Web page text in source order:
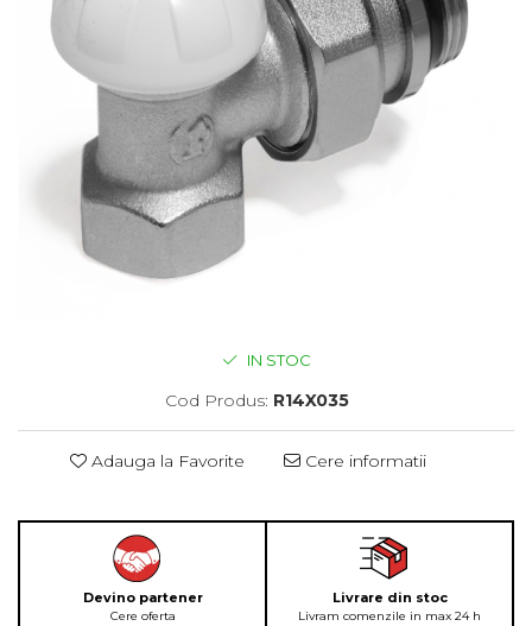
IN STOC
Cod Produs: R14X035
Adauga la Favorite Cere informatii
Devino partener
Cere oferta
Livrare din stoc
Livram comenzile in max 24 h